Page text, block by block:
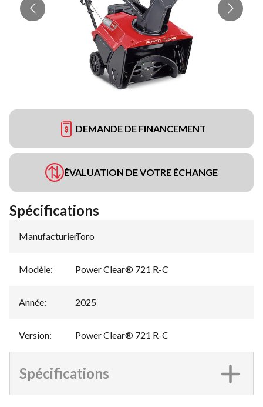
DEMANDE DE FINANCEMENT
ÉVALUATION DE VOTRE ÉCHANGE
Spécifications
Manufacturier:
Toro
Modèle: Power Clear® 721 R-C
Année: 2025
Version: Power Clear® 721 R-C
Spécifications